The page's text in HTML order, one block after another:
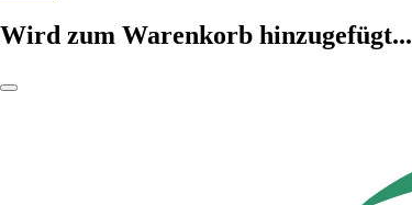
Wird zum Warenkorb hinzugefügt...